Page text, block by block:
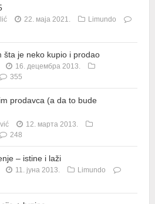
22. маја 2021.
Limundo
šta je neko kupio i prodao
16. децембра 2013.
355
prodavca (a da to bude
12. марта 2013.
248
– istine i laži
11. јуна 2013.
Limundo